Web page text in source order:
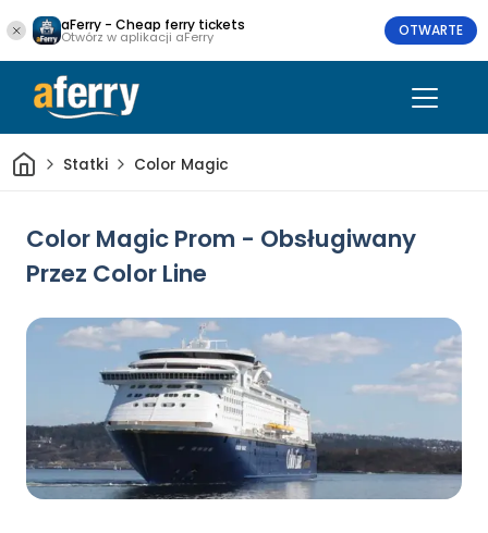
aFerry - Cheap ferry tickets
Otwórz w aplikacji aFerry OTWARTE
DomStatki Color Magic
Color Magic Prom - Obsługiwany
Przez Color Line